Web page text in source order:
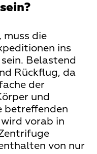
muss die
ins
Belastend
Rückflug, da
der
und
betreffenden
wird vorab in
von nur